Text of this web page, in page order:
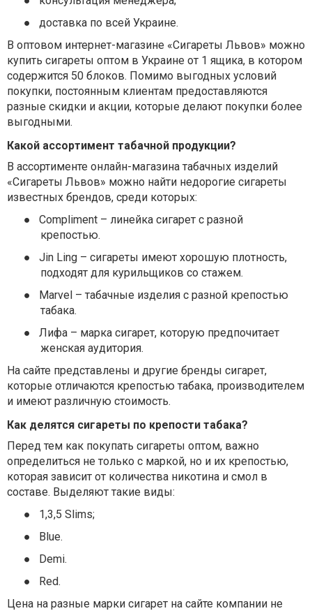
●
доставка по всей Украине.
В оптовом интернет-магазине «Сигареты Львов» можно
купить сигареты оптом в Украине от 1 ящика, в котором
содержится 50 блоков. Помимо выгодных условий
покупки, постоянным клиентам предоставляются
разные скидки и акции, которые делают покупки более
выгодными.
Какой ассортимент табачной продукции?
В ассортименте онлайн-магазина табачных изделий
«Сигареты Львов» можно найти недорогие сигареты
известных брендов, среди которых:
●
Compliment – линейка сигарет с разной
крепостью.
●
Jin Ling – сигареты имеют хорошую плотность,
подходят для курильщиков со стажем.
●
Marvel – табачные изделия с разной крепостью
табака.
●
Лифа – марка сигарет, которую предпочитает
женская аудитория.
На сайте представлены и другие бренды сигарет,
которые отличаются крепостью табака, производителем
и имеют различную стоимость.
Как делятся сигареты по крепости табака?
Перед тем как покупать сигареты оптом, важно
определиться не только с маркой, но и их крепостью,
которая зависит от количества никотина и смол в
составе. Выделяют такие виды:
●
1,3,5 Slims;
●
Blue.
●
Demi.
●
Red.
Цена на разные марки сигарет на сайте компании не